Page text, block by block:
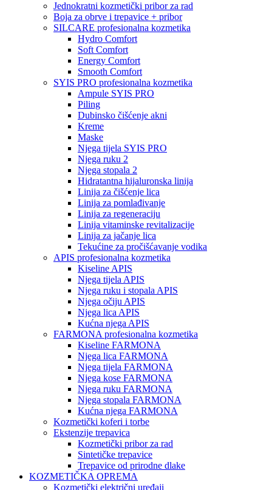
Jednokratni kozmetički pribor za rad
Boja za obrve i trepavice + pribor
SILCARE profesionalna kozmetika
Hydro Comfort
Soft Comfort
Energy Comfort
Smooth Comfort
SYIS PRO profesionalna kozmetika
Ampule SYIS PRO
Piling
Dubinsko čišćenje akni
Kreme
Maske
Njega tijela SYIS PRO
Njega ruku 2
Njega stopala 2
Hidratantna hijaluronska linija
Linija za čišćenje lica
Linija za pomlađivanje
Linija za regeneraciju
Linija vitaminske revitalizacije
Linija za jačanje lica
Tekućine za pročišćavanje vodika
APIS profesionalna kozmetika
Kiseline APIS
Njega tijela APIS
Njega ruku i stopala APIS
Njega očiju APIS
Njega lica APIS
Kućna njega APIS
FARMONA profesionalna kozmetika
Kiseline FARMONA
Njega lica FARMONA
Njega tijela FARMONA
Njega kose FARMONA
Njega ruku FARMONA
Njega stopala FARMONA
Kućna njega FARMONA
Kozmetički koferi i torbe
Ekstenzije trepavica
Kozmetički pribor za rad
Sintetičke trepavice
Trepavice od prirodne dlake
KOZMETIČKA OPREMA
Kozmetički električni uređaji